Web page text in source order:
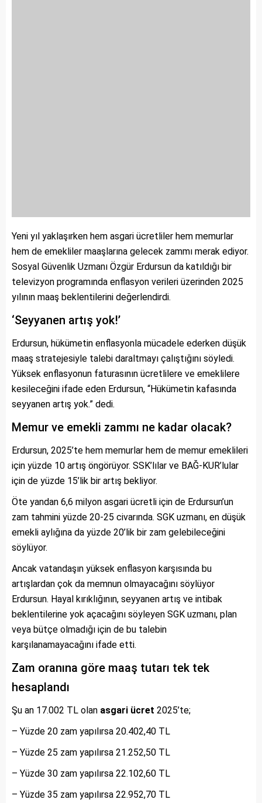
Yeni yıl yaklaşırken hem asgari ücretliler hem memurlar
hem de emekliler maaşlarına gelecek zammı merak ediyor.
Sosyal Güvenlik Uzmanı Özgür Erdursun da katıldığı bir
televizyon programında enflasyon verileri üzerinden 2025
yılının maaş beklentilerini değerlendirdi.
‘Seyyanen artış yok!’
Erdursun, hükümetin enflasyonla mücadele ederken düşük
maaş stratejesiyle talebi daraltmayı çalıştığını söyledi.
Yüksek enflasyonun faturasının ücretlilere ve emeklilere
kesileceğini ifade eden Erdursun, “Hükümetin kafasında
seyyanen artış yok.” dedi.
Memur ve emekli zammı ne kadar olacak?
Erdursun, 2025’te hem memurlar hem de memur emeklileri
için yüzde 10 artış öngörüyor. SSK’lılar ve BAĞ-KUR’lular
için de yüzde 15’lik bir artış bekliyor.
Öte yandan 6,6 milyon asgari ücretli için de Erdursun’un
zam tahmini yüzde 20-25 civarında. SGK uzmanı, en düşük
emekli aylığına da yüzde 20’lik bir zam gelebileceğini
söylüyor.
Ancak vatandaşın yüksek enflasyon karşısında bu
artışlardan çok da memnun olmayacağını söylüyor
Erdursun. Hayal kırıklığının, seyyanen artış ve intibak
beklentilerine yok açacağını söyleyen SGK uzmanı, plan
veya bütçe olmadığı için de bu talebin
karşılanamayacağını ifade etti.
Zam oranına göre maaş tutarı tek tek
hesaplandı
Şu an 17.002 TL olan asgari ücret 2025’te;
– Yüzde 20 zam yapılırsa 20.402,40 TL
– Yüzde 25 zam yapılırsa 21.252,50 TL
– Yüzde 30 zam yapılırsa 22.102,60 TL
– Yüzde 35 zam yapılırsa 22.952,70 TL